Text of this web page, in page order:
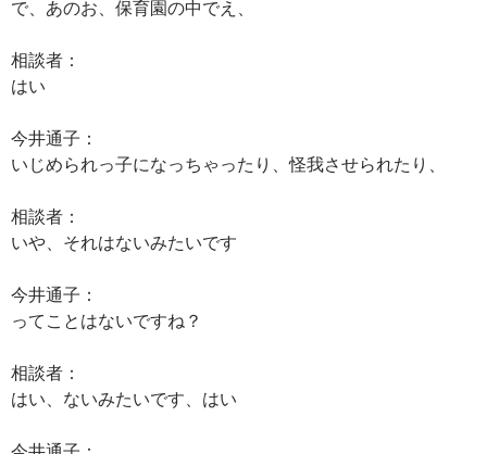
で、あのお、保育園の中でえ、
相談者：
はい
今井通子：
いじめられっ子になっちゃったり、怪我させられたり、
相談者：
いや、それはないみたいです
今井通子：
ってことはないですね？
相談者：
はい、ないみたいです、はい